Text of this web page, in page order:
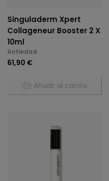
Singuladerm Xpert
Collageneur Booster 2 X
10ml
Antiedad
61,90 €
Añadir al carrito